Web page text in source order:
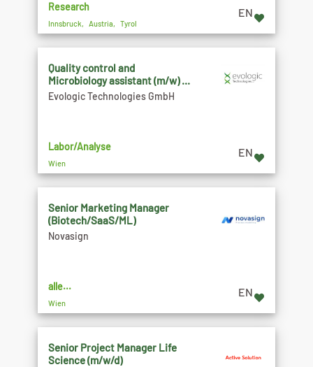
Research
Innsbruck, Austria, Tyrol
EN
Quality control and
Microbiology assistant (m/w) ...
Evologic Technologies GmbH
Labor/Analyse
Wien
EN
Senior Marketing Manager
(Biotech/SaaS/ML)
Novasign
alle...
Wien
EN
Senior Project Manager Life
Science (m/w/d)